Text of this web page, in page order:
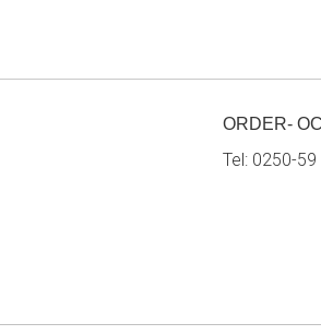
ORDER-
Tel: 0250-59